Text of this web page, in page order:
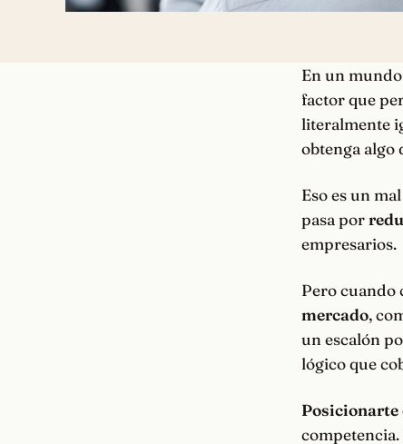
En un
factor que
literalmente
obtenga algo
Eso es un
pasa por
empresarios.
Pero cuando
mercado,
un escalón
lógico que
Posicionarte
competencia.